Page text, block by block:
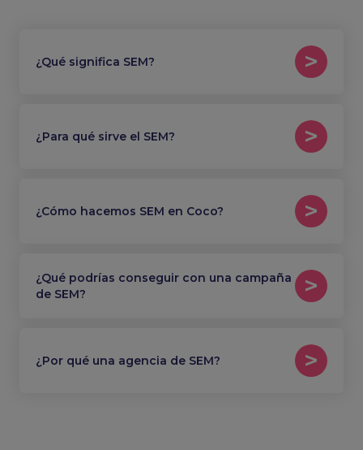
¿Qué significa SEM?
¿Para qué sirve el SEM?
¿Cómo hacemos SEM en Coco?
¿Qué podrías conseguir con una campaña
de SEM?
¿Por qué una agencia de SEM?